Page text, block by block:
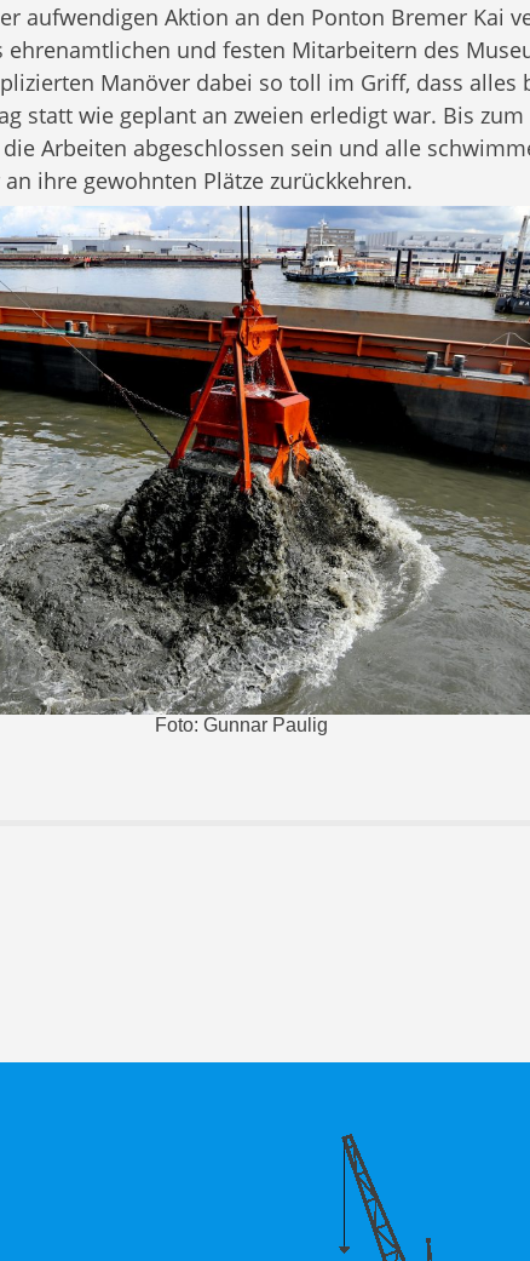
aufwendigen Aktion an den Ponton Bremer Kai
ehrenamtlichen und festen Mitarbeitern des
Manöver dabei so toll im Griff, dass alles
statt wie geplant an zweien erledigt war. Bis zum
Arbeiten abgeschlossen sein und alle
ihre gewohnten Plätze zurückkehren.
Foto: Gunnar Paulig